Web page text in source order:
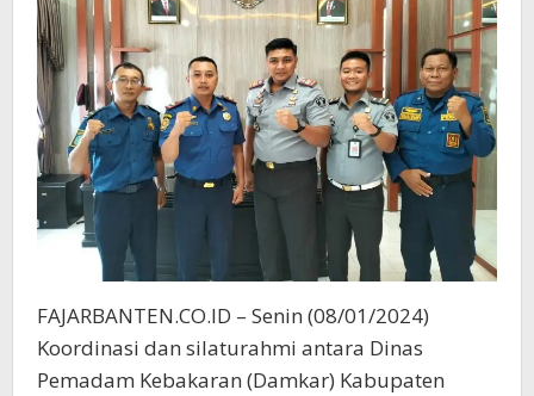
FAJARBANTEN.CO.ID – Senin (08/01/2024)
Koordinasi dan silaturahmi antara Dinas
Pemadam Kebakaran (Damkar) Kabupaten